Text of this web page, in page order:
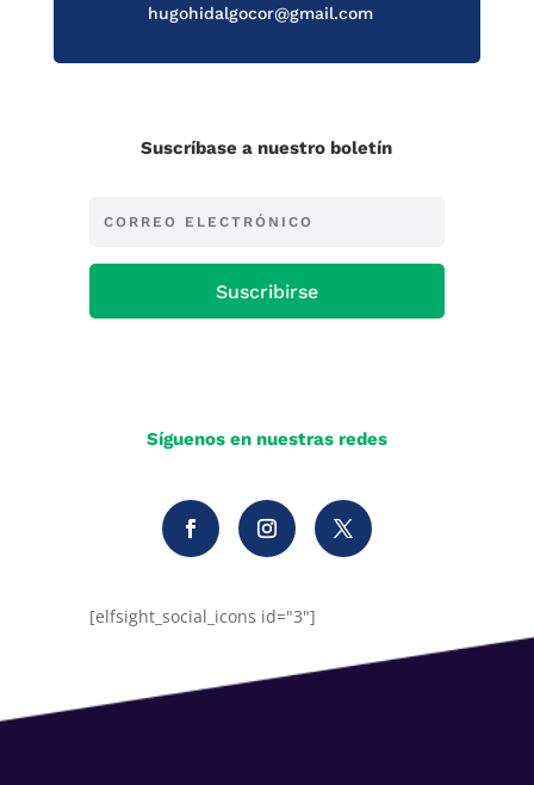
hugohidalgocor@gmail.com
Suscríbase a nuestro boletín
Suscribirse
Síguenos en nuestras redes
[elfsight_social_icons id="3"]